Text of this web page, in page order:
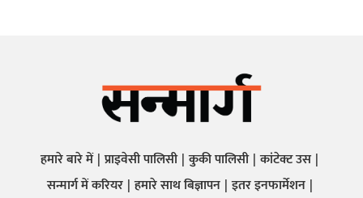
हमारे बारे में प्राइवेसी पालिसी कुकी पालिसी कांटेक्ट उस
सन्मार्ग में करियर हमारे साथ बिज्ञापन इतर इनफार्मेशन